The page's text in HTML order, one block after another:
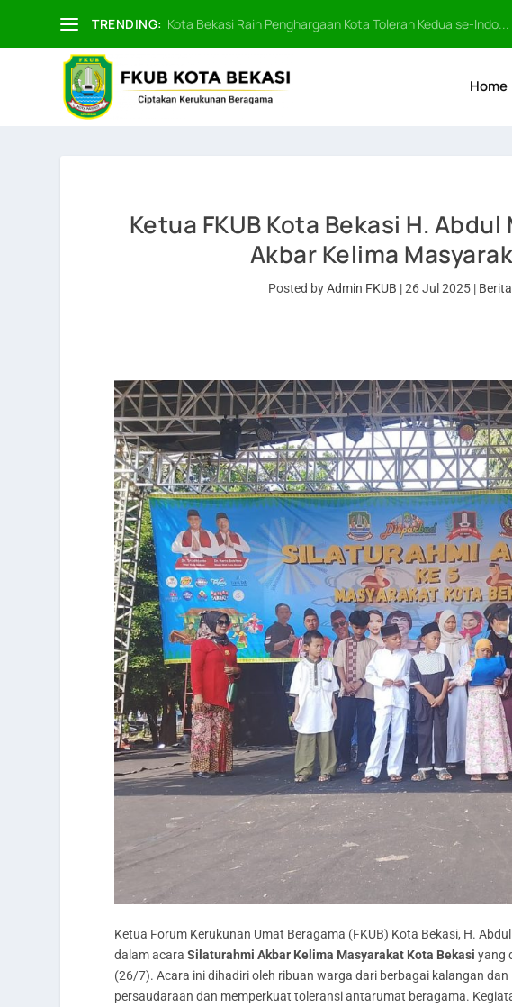
TRENDING: Kota Bekasi Raih Penghargaan Kota Toleran Kedua se-Indo...
Home
Ketua FKUB Kota Bekasi H.
Akbar Kelima
Posted byAdmin FKUB |26 Jul 2025 |
Ketua Forum Kerukunan Umat Beragama (FKUB) Kota Bekasi, H.
dalam acaraSilaturahmi Akbar Kelima Masyarakat Kota Bekasi yang
(26/7). Acara ini dihadiri oleh ribuan warga dari berbagai kalangan
persaudaraan dan memperkuat toleransi antarumat beragama.